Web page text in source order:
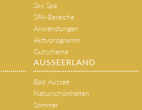
Sky Spa
SPA-Bereiche
Anwendungen
Aktivprogramm
Gutscheine
AUSSEERLAND
Bad Aussee
Naturschönheiten
Sommer